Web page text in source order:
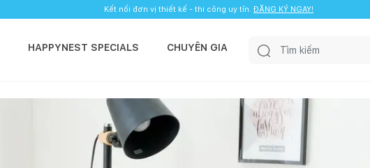
Kết nối đơn vị thiết kế - thi công uy tín. ĐĂNG KÝ NGAY!
HAPPYNEST SPECIALS CHUYÊN GIA